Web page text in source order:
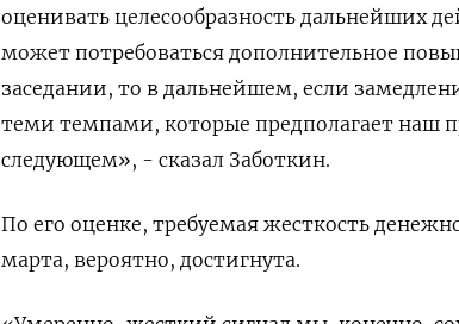
оценивать целесообразность дальнейших
может потребоваться дополнительное
заседании, то в дальнейшем, если
теми темпами, которые предполагает наш
следующем», - сказал Заботкин.
По его оценке, требуемая жесткость
марта, вероятно, достигнута.